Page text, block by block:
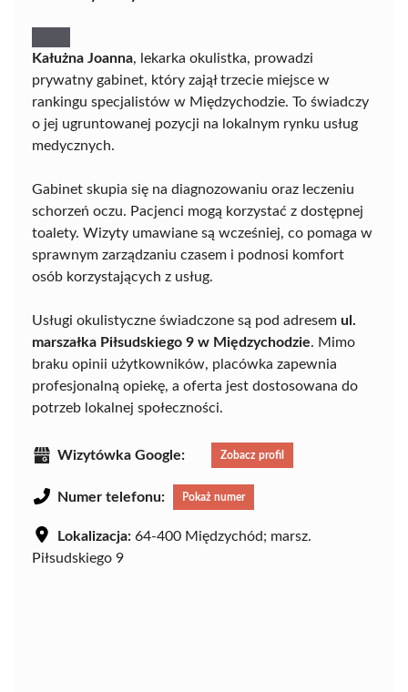
Kałużna Joanna, lekarka okulistka, prowadzi
prywatny gabinet, który zajął trzecie miejsce w
rankingu specjalistów w Międzychodzie. To świadczy
o jej ugruntowanej pozycji na lokalnym rynku usług
medycznych.
Gabinet skupia się na diagnozowaniu oraz leczeniu
schorzeń oczu. Pacjenci mogą korzystać z dostępnej
toalety. Wizyty umawiane są wcześniej, co pomaga w
sprawnym zarządzaniu czasem i podnosi komfort
osób korzystających z usług.
Usługi okulistyczne świadczone są pod adresem ul.
marszałka Piłsudskiego 9 w Międzychodzie. Mimo
braku opinii użytkowników, placówka zapewnia
profesjonalną opiekę, a oferta jest dostosowana do
potrzeb lokalnej społeczności.
Wizytówka Google: Zobacz profil
Numer telefonu: Pokaż numer
Lokalizacja: 64-400 Międzychód; marsz.
Piłsudskiego 9